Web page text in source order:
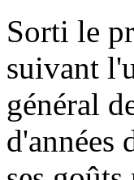
Sorti le
suivant
général
d'années